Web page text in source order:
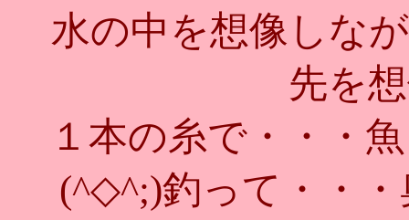
水の中を想像しな
先を
１本の糸で・・・
(^◇^;)釣って・・